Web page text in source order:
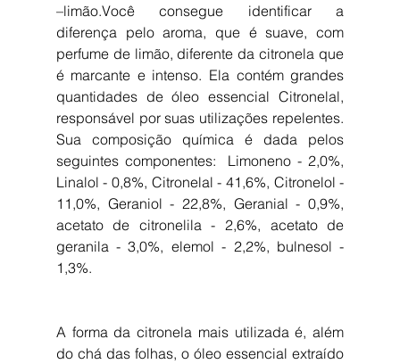
–limão.Você consegue identificar a
diferença pelo aroma, que é suave, com
perfume de limão, diferente da citronela que
é marcante e intenso. Ela contém grandes
quantidades de óleo essencial Citronelal,
responsável por suas utilizações repelentes.
Sua composição química é dada pelos
seguintes componentes:  Limoneno - 2,0%,
Linalol - 0,8%, Citronelal - 41,6%, Citronelol -
11,0%, Geraniol - 22,8%, Geranial - 0,9%,
acetato de citronelila - 2,6%, acetato de
geranila - 3,0%, elemol - 2,2%, bulnesol -
1,3%.
A forma da citronela mais utilizada é, além
do chá das folhas, o óleo essencial extraído